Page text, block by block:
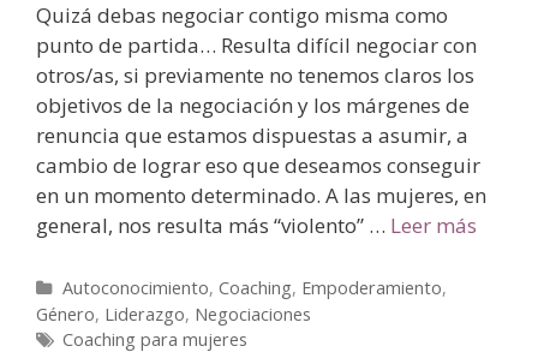
Quizá debas negociar contigo misma como
punto de partida… Resulta difícil negociar con
otros/as, si previamente no tenemos claros los
objetivos de la negociación y los márgenes de
renuncia que estamos dispuestas a asumir, a
cambio de lograr eso que deseamos conseguir
en un momento determinado. A las mujeres, en
general, nos resulta más “violento” … Leer más
Autoconocimiento, Coaching, Empoderamiento,
Género, Liderazgo, Negociaciones
Coaching para mujeres